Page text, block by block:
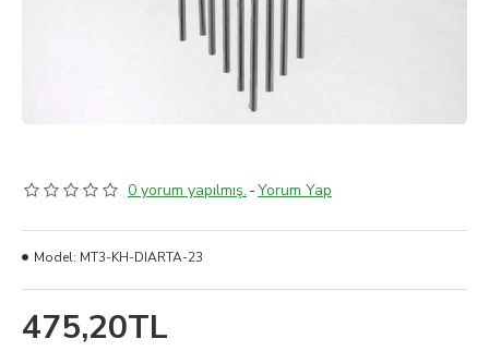
0 yorum yapılmış. -Yorum Yap
475,20TL
Model: MT3-KH-DIARTA-23